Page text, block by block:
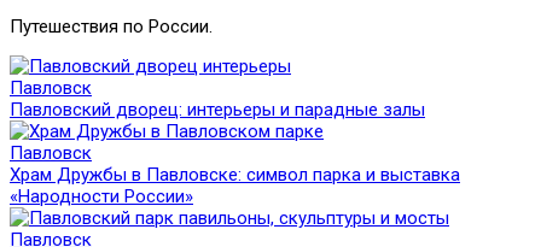
Путешествия по России.
Павловск
Павловский дворец: интерьеры и парадные залы
Павловск
Храм Дружбы в Павловске: символ парка и выставка
«Народности России»
Павловск